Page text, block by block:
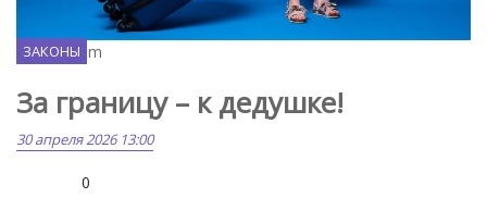
Freepik.com
ЗАКОНЫ
За границу – к дедушке!
30 апреля 2026 13:00
0